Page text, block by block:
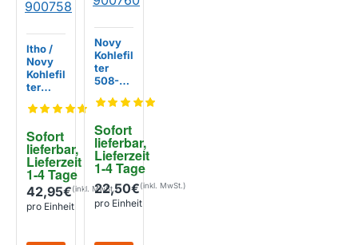
Sofort
lieferbar,
Lieferzeit
1-4 Tage
Itho /
Novy
Kohlefil
ter
90075
42,95€
pro Einheit
Sofort
lieferbar,
Lieferzeit
1-4 Tage
Novy
Kohlefil
ter
508-
0
22,50€
pro Einheit